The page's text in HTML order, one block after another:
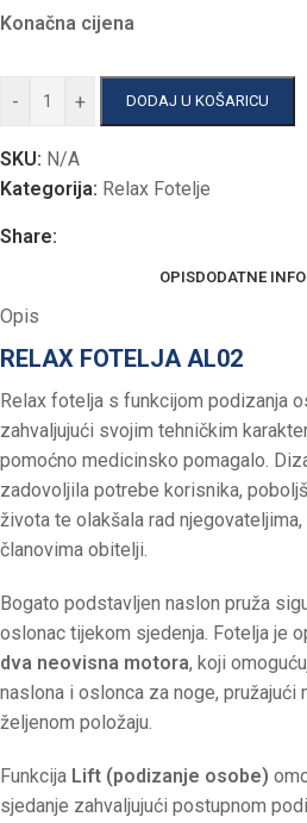
Konačna cijena
- + DODAJ U KOŠARICU
SKU: N/A
Kategorija: Relax Fotelje
Share:
OPISDODATNE
Opis
RELAX FOTELJA AL02
Relax fotelja s funkcijom podizanja
zahvaljujući svojim tehničkim
pomoćno medicinsko pomagalo.
zadovoljila potrebe korisnika,
života te olakšala rad
članovima obitelji.
Bogato podstavljen naslon pruža
oslonac tijekom sjedenja. Fotelja je
dva neovisna motora, koji
naslona i oslonca za noge, pružajući
željenom položaju.
Funkcija Lift (podizanje osobe)
sjedanje zahvaljujući postupnom